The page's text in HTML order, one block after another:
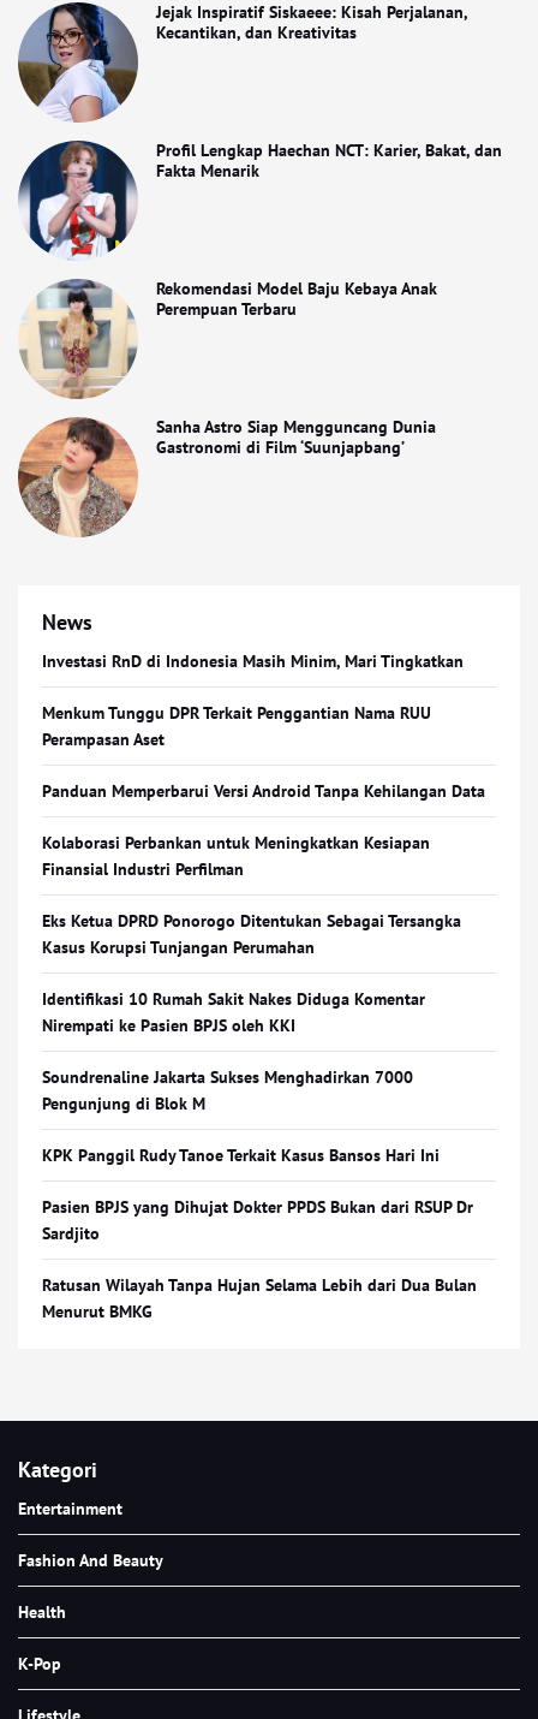
Jejak Inspiratif Siskaeee: Kisah Perjalanan,
Kecantikan, dan Kreativitas
Profil Lengkap Haechan NCT: Karier, Bakat, dan
Fakta Menarik
Rekomendasi Model Baju Kebaya Anak
Perempuan Terbaru
Sanha Astro Siap Mengguncang Dunia
Gastronomi di Film ‘Suunjapbang’
News
Investasi RnD di Indonesia Masih Minim, Mari Tingkatkan
Menkum Tunggu DPR Terkait Penggantian Nama RUU
Perampasan Aset
Panduan Memperbarui Versi Android Tanpa Kehilangan Data
Kolaborasi Perbankan untuk Meningkatkan Kesiapan
Finansial Industri Perfilman
Eks Ketua DPRD Ponorogo Ditentukan Sebagai Tersangka
Kasus Korupsi Tunjangan Perumahan
Identifikasi 10 Rumah Sakit Nakes Diduga Komentar
Nirempati ke Pasien BPJS oleh KKI
Soundrenaline Jakarta Sukses Menghadirkan 7000
Pengunjung di Blok M
KPK Panggil Rudy Tanoe Terkait Kasus Bansos Hari Ini
Pasien BPJS yang Dihujat Dokter PPDS Bukan dari RSUP Dr
Sardjito
Ratusan Wilayah Tanpa Hujan Selama Lebih dari Dua Bulan
Menurut BMKG
Kategori
Entertainment
Fashion And Beauty
Health
K-Pop